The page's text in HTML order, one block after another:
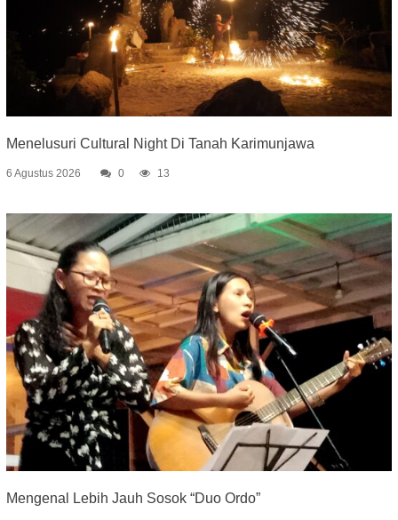
Menelusuri Cultural Night Di Tanah Karimunjawa
6 Agustus 2026 0 13
Mengenal Lebih Jauh Sosok “Duo Ordo”